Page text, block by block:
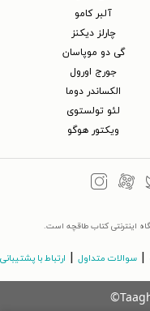
آلبر کامو
چارلز دیکنز
گی دو موپاسان
جورج اورول
الکساندر دوما
لئو تولستوی
ویکتور هوگو
اینترنتی کتاب طاقچه است.
سوالات متداول ارتباط با پشتیبانی